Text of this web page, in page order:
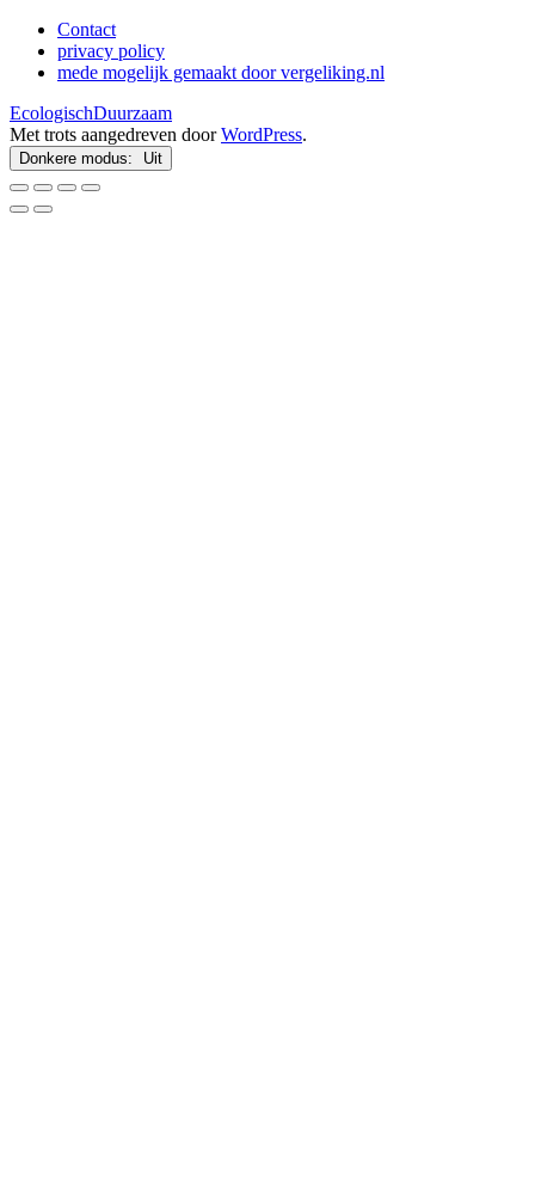
Contact
privacy policy
mede mogelijk gemaakt door vergeliking.nl
EcologischDuurzaam
Met trots aangedreven doorWordPress.
Donkere modus: